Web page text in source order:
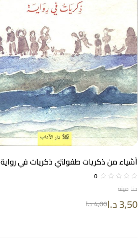
أشياء من ذكريات طفولتي ذكريات في رواية
0
حنا مينة
4,00د.ا 3,50د.ا